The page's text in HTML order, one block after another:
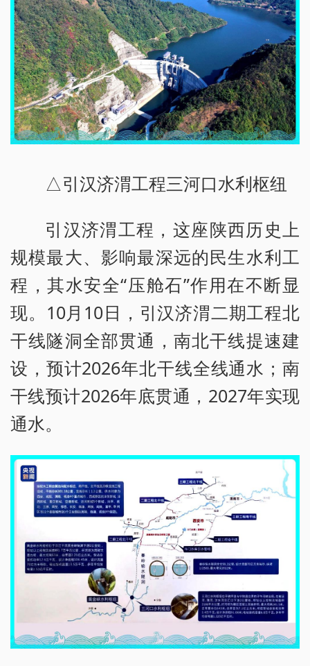
△引汉济渭工程三河口水利枢纽
引汉济渭工程，这座陕西历史上
规模最大、影响最深远的民生水利工
程，其水安全“压舱石”作用在不断显
现。10月10日，引汉济渭二期工程北
干线隧洞全部贯通，南北干线提速建
设，预计2026年北干线全线通水；南
干线预计2026年底贯通，2027年实现
通水。